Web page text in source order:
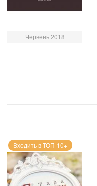
Червень 2018
Входить в ТОП-10+